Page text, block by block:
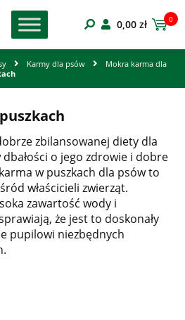
0,00 zł 0
Karmy dla psów
Mokra karma dla
zbilansowanej diety dla
o jego zdrowie i dobre
w puszkach dla psów to
właścicieli zwierząt.
zawartość wody i
że jest to doskonały
pupilowi niezbędnych